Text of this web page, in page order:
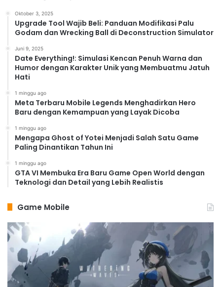
Oktober 3, 2025
Upgrade Tool Wajib Beli: Panduan Modifikasi Palu
Godam dan Wrecking Ball di Deconstruction Simulator
Juni 9, 2025
Date Everything!: Simulasi Kencan Penuh Warna dan
Humor dengan Karakter Unik yang Membuatmu Jatuh
Hati
1 minggu ago
Meta Terbaru Mobile Legends Menghadirkan Hero
Baru dengan Kemampuan yang Layak Dicoba
1 minggu ago
Mengapa Ghost of Yotei Menjadi Salah Satu Game
Paling Dinantikan Tahun Ini
1 minggu ago
GTA VI Membuka Era Baru Game Open World dengan
Teknologi dan Detail yang Lebih Realistis
Game Mobile